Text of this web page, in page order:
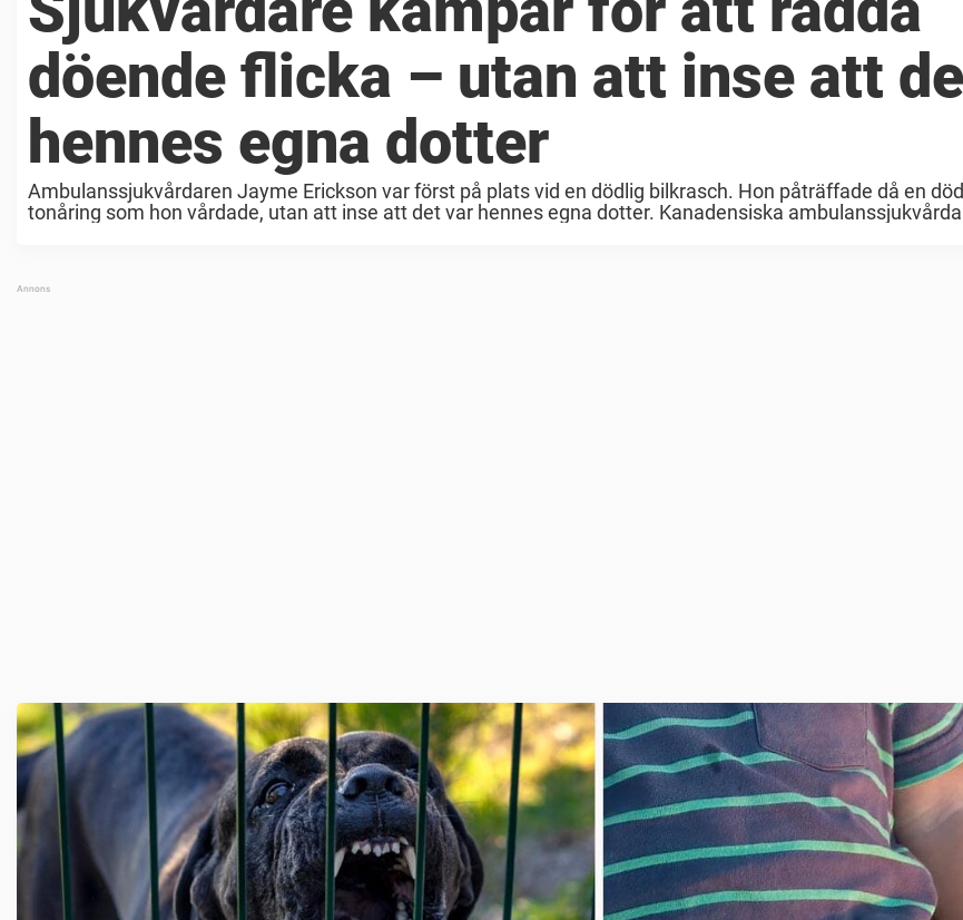
döende flicka – utan att inse att
hennes egna dotter
Ambulanssjukvårdaren Jayme Erickson var först på plats vid en dödlig bilkrasch. Hon påträffade då en
tonåring som hon vårdade, utan att inse att det var hennes egna dotter. Kanadensiska